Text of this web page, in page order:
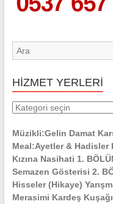
HİZMET YERLERİ
HİZMET
Müzikli:Gelin Damat
Meal:Ayetler & Hadisler
Kızına Nasihati 1.
Semazen Gösterisi 2.
Hisseler (Hikaye)
Merasimi Kardeş